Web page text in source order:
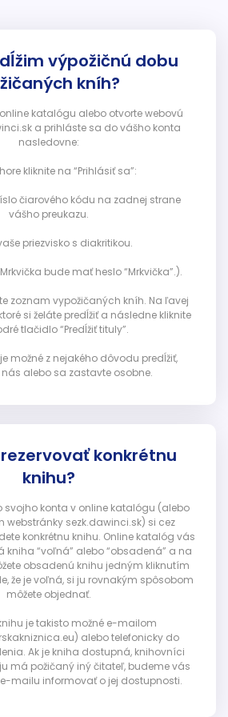
výpožičnú dobu
kníh?
katalógu alebo otvorte webovú
a prihláste sa do vášho konta
nasledovne:
kliknite na “Prihlásiť sa”:
čiarového kódu na zadnej strane
vášho preukazu.
priezvisko s diakritikou.
bude mať heslo “Mrkvička”.).
zoznam vypožičaných kníh. Na ľavej
si želáte predĺžiť a následne kliknite
tlačidlo “Predĺžiť tituly”.
možné z nejakého dôvodu predĺžiť,
alebo sa zastavte osobne.
konkrétnu
knihu?
svojho konta v online katalógu (alebo
webstránky sezk.dawinci.sk) si cez
konkrétnu knihu. Online katalóg vás
kniha “voľná” alebo “obsadená” a na
obsadenú knihu jedným kliknutím
že je voľná, si ju rovnakým spôsobom
môžete objednať.
je takisto možné e-mailom
alebo telefonicky do
Ak je kniha dostupná, knihovníci
má požičaný iný čitateľ, budeme vás
mailu informovať o jej dostupnosti.